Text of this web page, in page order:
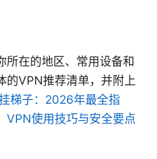
所在的地区、常用设备和
的VPN推荐清单，并附上
梯子：2026年最全指
VPN使用技巧与安全要点